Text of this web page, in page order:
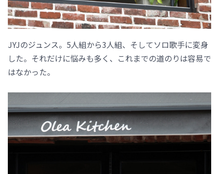
JYJのジュンス。5人組から3人組、そしてソロ歌手に変身
した。それだけに悩みも多く、これまでの道のりは容易で
はなかった。